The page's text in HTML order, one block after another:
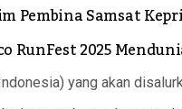
Pembina Samsat
RunFest 2025
yang akan